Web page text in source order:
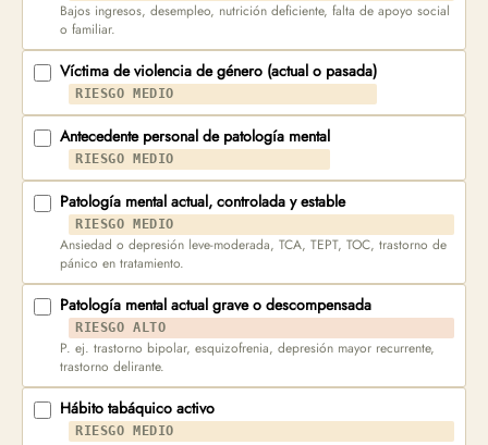
Bajos ingresos, desempleo, nutrición deficiente, falta de apoyo social
o familiar.
Víctima de violencia de género (actual o pasada)
RIESGO MEDIO
Antecedente personal de patología mental
RIESGO MEDIO
Patología mental actual, controlada y estable
RIESGO MEDIO
Ansiedad o depresión leve-moderada, TCA, TEPT, TOC, trastorno de
pánico en tratamiento.
Patología mental actual grave o descompensada
RIESGO ALTO
P. ej. trastorno bipolar, esquizofrenia, depresión mayor recurrente,
trastorno delirante.
Hábito tabáquico activo
RIESGO MEDIO